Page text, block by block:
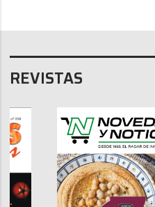
REVISTAS